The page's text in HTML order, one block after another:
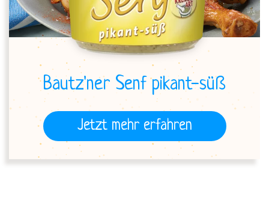
Bautz'ner Senf pikant-süß
Jetzt mehr erfahren